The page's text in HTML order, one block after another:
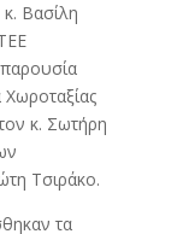
Βασίλη
κ. Σωτήρη
Τσιράκο.
τα